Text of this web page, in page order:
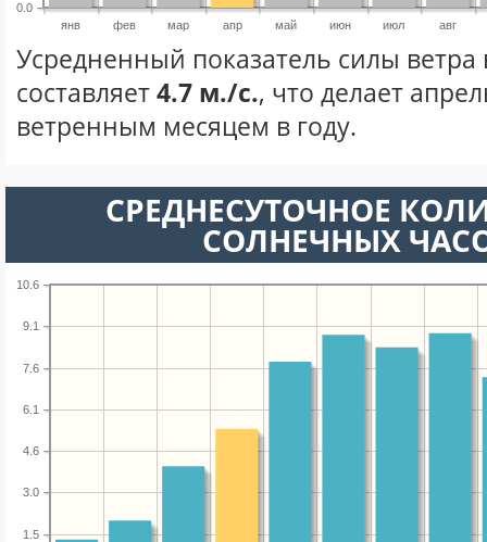
янв фев мар апр май июн июл авг
0.0
Усредненный показатель силы ветра
составляет4.7 м./с., что делает
ветренным месяцем в году.
СРЕДНЕСУТОЧНОЕ
СОЛНЕЧНЫХ
1.5
3.0
4.6
6.1
7.6
9.1
10.6